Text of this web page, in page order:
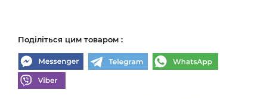
Поділіться цим товаром :